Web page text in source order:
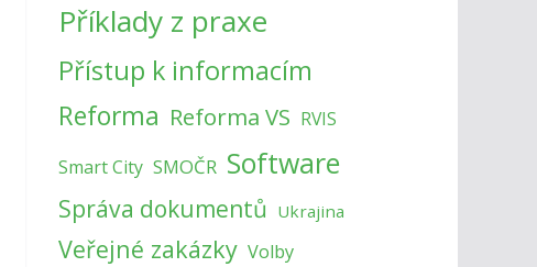
Příklady z praxe
Přístup k informacím
Reforma Reforma VS RVIS
Smart City SMOČR Software
Správa dokumentů Ukrajina
Veřejné zakázky Volby